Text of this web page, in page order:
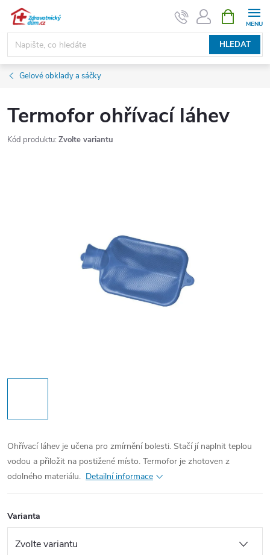
Přejít
obsah
HLEDAT
NÁKUPNÍ
KOŠÍK
Gelové obklady a sáčky
Termofor ohřívací láhev
Kód produktu: Zvolte variantu
Ohřívací láhev je učena pro zmírnění bolesti. Stačí jí naplnit teplou
vodou a přiložit na postižené místo. Termofor je zhotoven z
odolného materiálu. Detailní informace
Varianta